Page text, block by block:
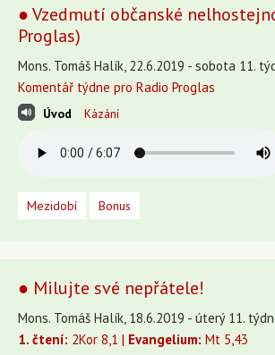
● Vzedmutí občanské
Proglas)
Mons. Tomáš Halík, 22.6.2019 - sobota 11.
Komentář týdne pro Radio Proglas
Úvod Kázání
Mezidobí Bonus
● Milujte své nepřátele!
Mons. Tomáš Halík, 18.6.2019 - úterý 11.
1. čtení: 2Kor 8,1 | Evangelium: Mt 5,43